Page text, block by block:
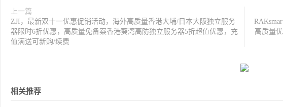
上一篇
ZJI，最新双十一优惠促销活动，海外高质量香港大埔/日本大阪独立服务
器限时6折优惠，高质量免备案香港葵湾高防独立服务器5折超值优惠，充
值满送可新购/续费
高质量
相关推荐